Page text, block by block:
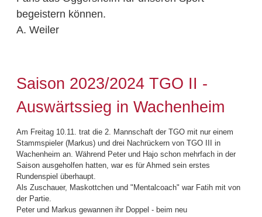
begeistern können.
A. Weiler
Saison 2023/2024 TGO II -
Auswärtssieg in Wachenheim
Am Freitag 10.11. trat die 2. Mannschaft der TGO mit nur einem
Stammspieler (Markus) und drei Nachrückern von TGO III in
Wachenheim an. Während Peter und Hajo schon mehrfach in der
Saison ausgeholfen hatten, war es für Ahmed sein erstes
Rundenspiel überhaupt.
Als Zuschauer, Maskottchen und "Mentalcoach" war Fatih mit von
der Partie.
Peter und Markus gewannen ihr Doppel - beim neu